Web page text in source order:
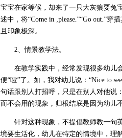
宝宝在家等候，却来了一只大灰狼要兔
述中，将“Come in ,please.”“Go out.”
且印象极深。
2、情景教学法。
在教学实践中，经常发现很多幼儿会
便“哑”了。如，我对幼儿说：“Nice to
句话跟别人打招呼，只是在别人对他说
而不会用的现象，归根结底是因为幼儿
针对这种现象，不提倡教师教一句英
境要生活化，幼儿在特定的情境中，理